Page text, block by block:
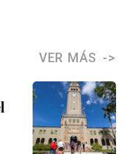
VER MÁS